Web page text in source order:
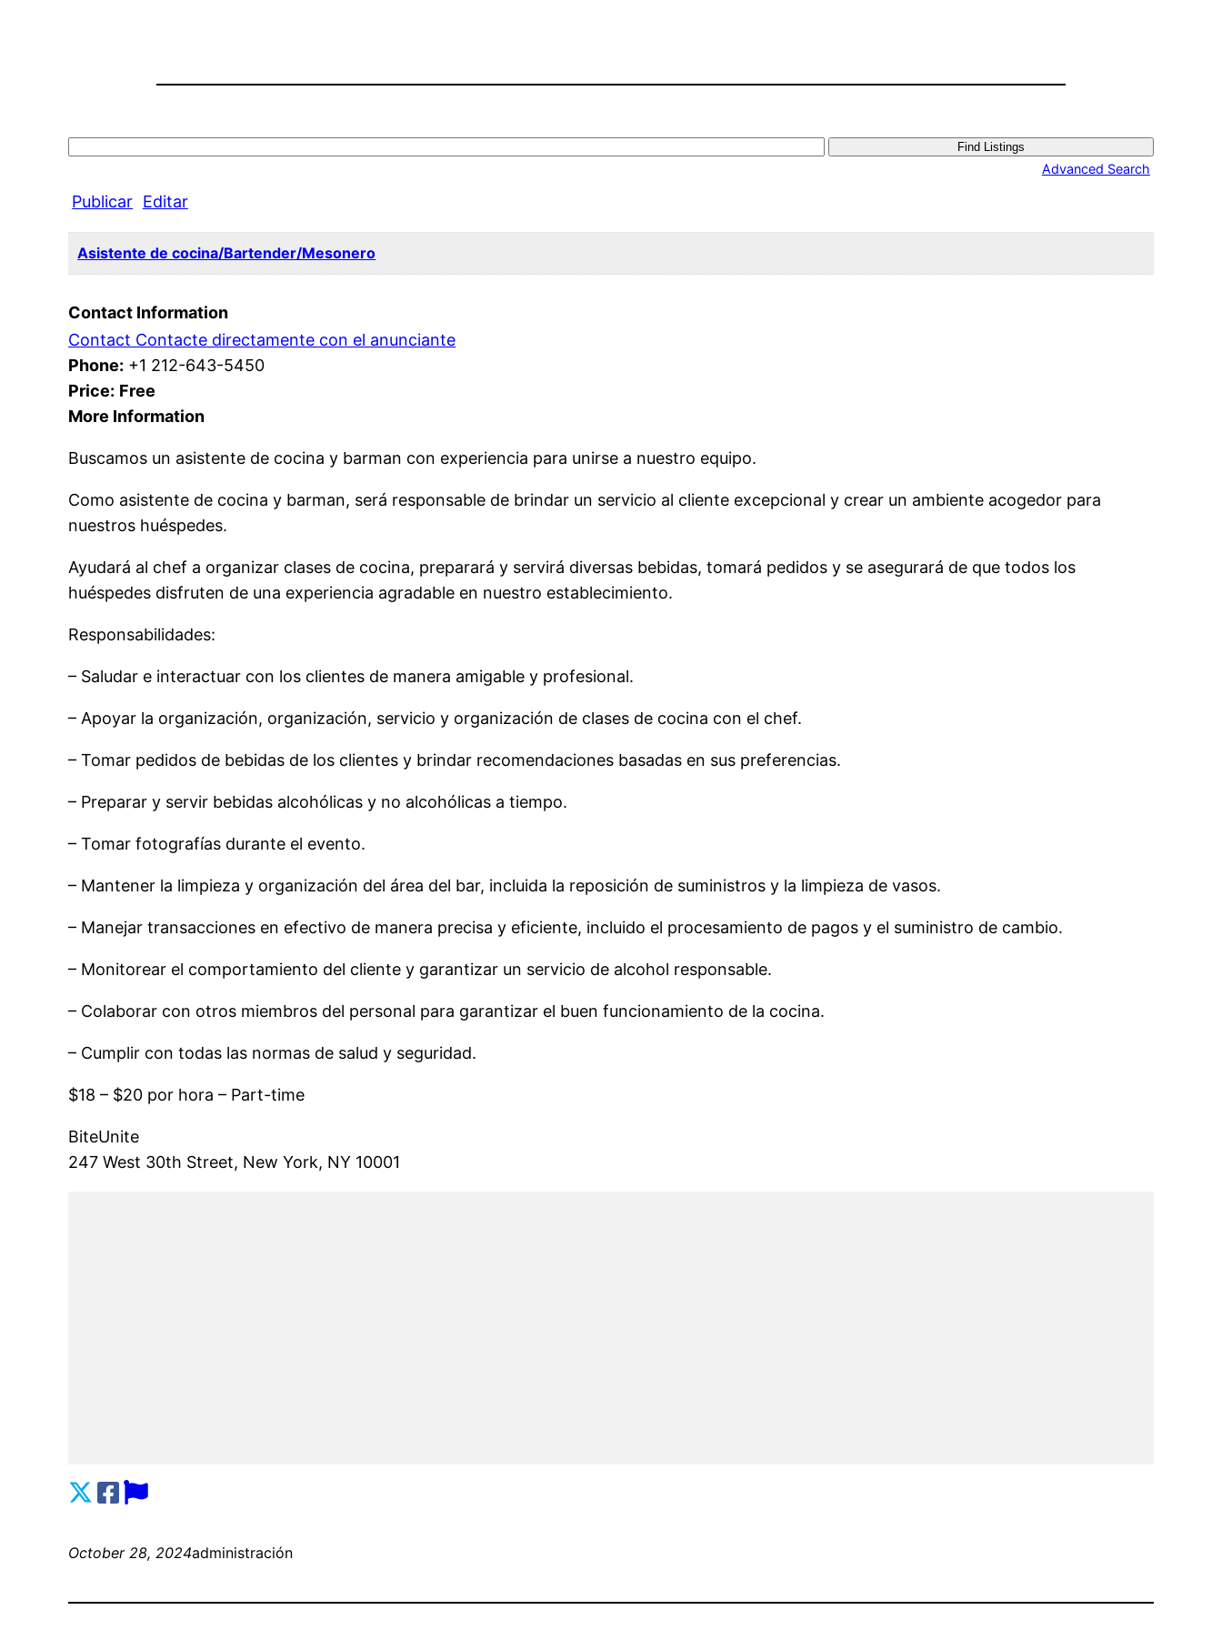
Search
Advanced Search
Publicar Editar
Asistente de cocina/Bartender/Mesonero
Contact Information
Contact Contacte directamente con el anunciante
Phone: +1 212-643-5450
Price: Free
More Information
Buscamos un asistente de cocina y barman con experiencia para unirse a nuestro equipo.
Como asistente de cocina y barman, será responsable de brindar un servicio al cliente excepcional y crear un ambiente acogedor para
nuestros huéspedes.
Ayudará al chef a organizar clases de cocina, preparará y servirá diversas bebidas, tomará pedidos y se asegurará de que todos los
huéspedes disfruten de una experiencia agradable en nuestro establecimiento.
Responsabilidades:
– Saludar e interactuar con los clientes de manera amigable y profesional.
– Apoyar la organización, organización, servicio y organización de clases de cocina con el chef.
– Tomar pedidos de bebidas de los clientes y brindar recomendaciones basadas en sus preferencias.
– Preparar y servir bebidas alcohólicas y no alcohólicas a tiempo.
– Tomar fotografías durante el evento.
– Mantener la limpieza y organización del área del bar, incluida la reposición de suministros y la limpieza de vasos.
– Manejar transacciones en efectivo de manera precisa y eficiente, incluido el procesamiento de pagos y el suministro de cambio.
– Monitorear el comportamiento del cliente y garantizar un servicio de alcohol responsable.
– Colaborar con otros miembros del personal para garantizar el buen funcionamiento de la cocina.
– Cumplir con todas las normas de salud y seguridad.
$18 – $20 por hora – Part-time
BiteUnite
247 West 30th Street, New York, NY 10001
October 28, 2024administración